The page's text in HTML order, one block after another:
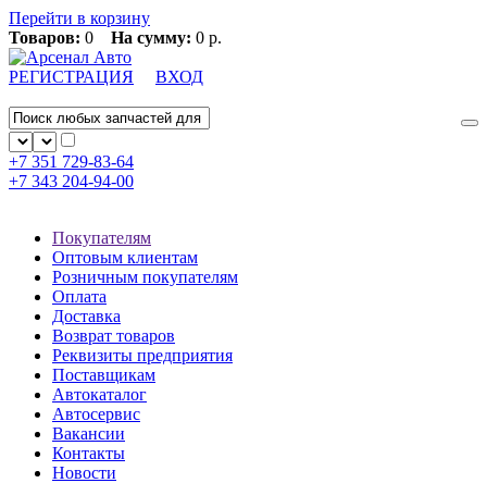
Перейти в корзину
Товаров: 0 На сумму: 0 р.
РЕГИСТРАЦИЯ ВХОД
+7 351 729-83-64
+7 343 204-94-00
Покупателям
Оптовым клиентам
Розничным покупателям
Оплата
Доставка
Возврат товаров
Реквизиты предприятия
Поставщикам
Автокаталог
Автосервис
Вакансии
Контакты
Новости